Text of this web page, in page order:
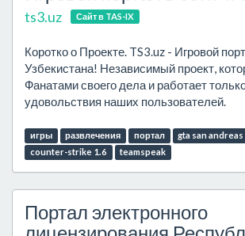
ts3.uz Сайт в TAS-IX
Коротко о Проекте. TS3.uz - Игровой
Узбекистана! Независимый проект,
Фанатами своего дела и работает
удовольствия наших пользователей.
игры развлечения портал gta san andreas
counter-strike 1.6
teamspeak
Портал электронного